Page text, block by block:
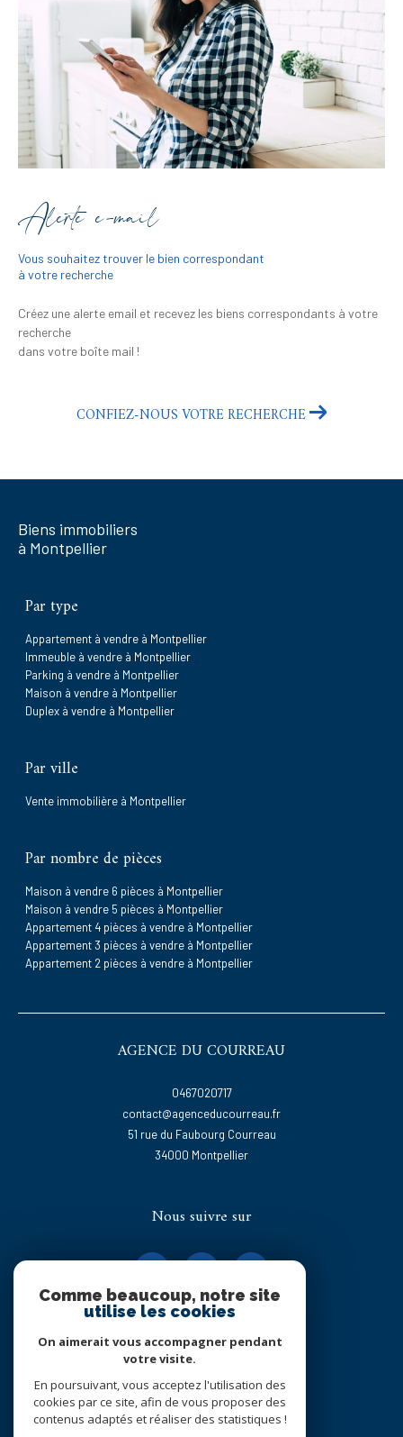
Alerte e-mail
Vous souhaitez trouver le bien correspondant
à votre recherche
Créez une alerte email et recevez les biens correspondants à votre
recherche
dans votre boîte mail !
CONFIEZ-NOUS VOTRE RECHERCHE
Biens immobiliers
à Montpellier
Par type
Appartement à vendre à Montpellier
Immeuble à vendre à Montpellier
Parking à vendre à Montpellier
Maison à vendre à Montpellier
Duplex à vendre à Montpellier
Par ville
Vente immobilière à Montpellier
Par nombre de pièces
Maison à vendre 6 pièces à Montpellier
Maison à vendre 5 pièces à Montpellier
Appartement 4 pièces à vendre à Montpellier
Appartement 3 pièces à vendre à Montpellier
Appartement 2 pièces à vendre à Montpellier
AGENCE DU COURREAU
0467020717
contact@agenceducourreau.fr
51 rue du Faubourg Courreau
34000
montpellier
Nous suivre sur
Adhérents
Comme beaucoup, notre site
utilise les cookies
On aimerait vous accompagner pendant
votre visite.
En poursuivant, vous acceptez l'utilisation des
cookies par ce site, afin de vous proposer des
contenus adaptés et réaliser des statistiques !